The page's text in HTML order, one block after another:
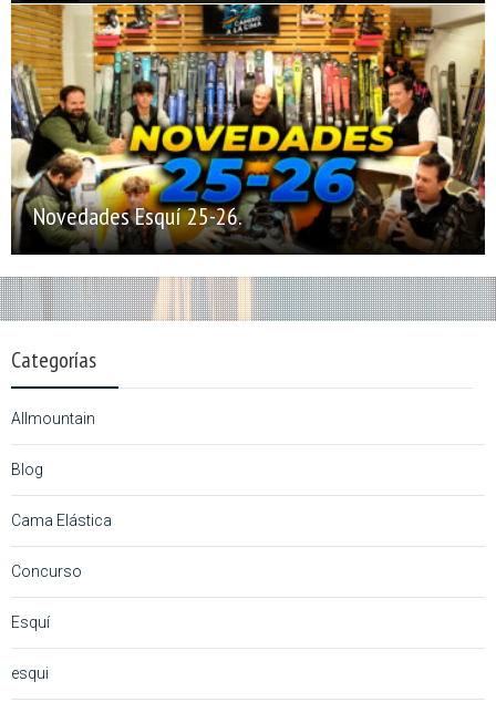
Novedades Esquí 25-26.
Categorías
Allmountain
Blog
Cama Elástica
Concurso
Esquí
esqui